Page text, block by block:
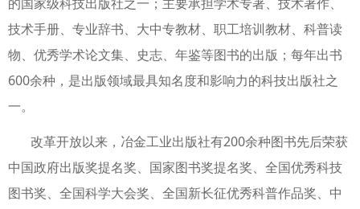
技术手册、专业辞书、大中专教材、职工培训教材、科普读
物、优秀学术论文集、史志、年鉴等图书的出版；每年出书
600余种，是出版领域最具知名度和影响力的科技出版社之
一。
改革开放以来，冶金工业出版社有200余种图书先后荣获
中国政府出版奖提名奖、国家图书奖提名奖、全国优秀科技
图书奖、全国科学大会奖、全国新长征优秀科普作品奖、中